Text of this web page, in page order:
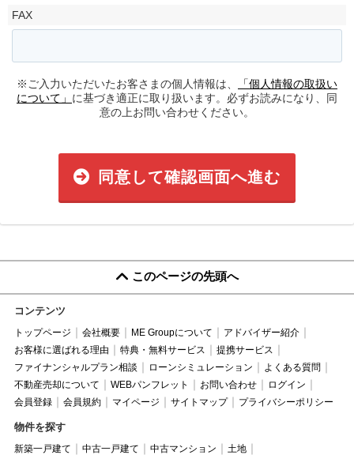
FAX
※ご入力いただいたお客さまの個人情報は、
「個人情報の取扱い
について」 に基づき適正に取り扱います。必ずお読みになり、同
意の上お問い合わせください。
同意して確認画面へ進む
このページの先頭へ
コンテンツ
トップページ 会社概要 ME Groupについて
アドバイザー紹介
お客様に選ばれる理由
特典・無料サービス
提携サービス
ファイナンシャルプラン相談
ローンシミュレーション
よくある質問
不動産売却について
WEBパンフレット お問い合わせ
ログイン
会員登録
会員規約 マイページ サイトマップ プライバシーポリシー
物件を探す
新築一戸建て 中古一戸建て 中古マンション
土地